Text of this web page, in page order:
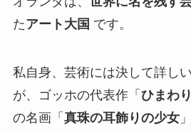
たアート大国 です。
私自身、芸術には決して詳し
が、ゴッホの代表作「 ひまわり
の名画「 真珠の耳飾りの少女